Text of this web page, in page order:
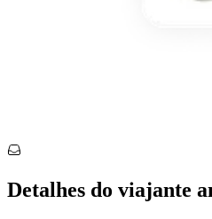
Detalhes do viajante